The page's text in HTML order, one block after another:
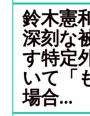
鈴木憲
深刻な
す特定
いて「
場合...